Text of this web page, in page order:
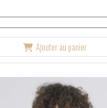
Ajouter au panier